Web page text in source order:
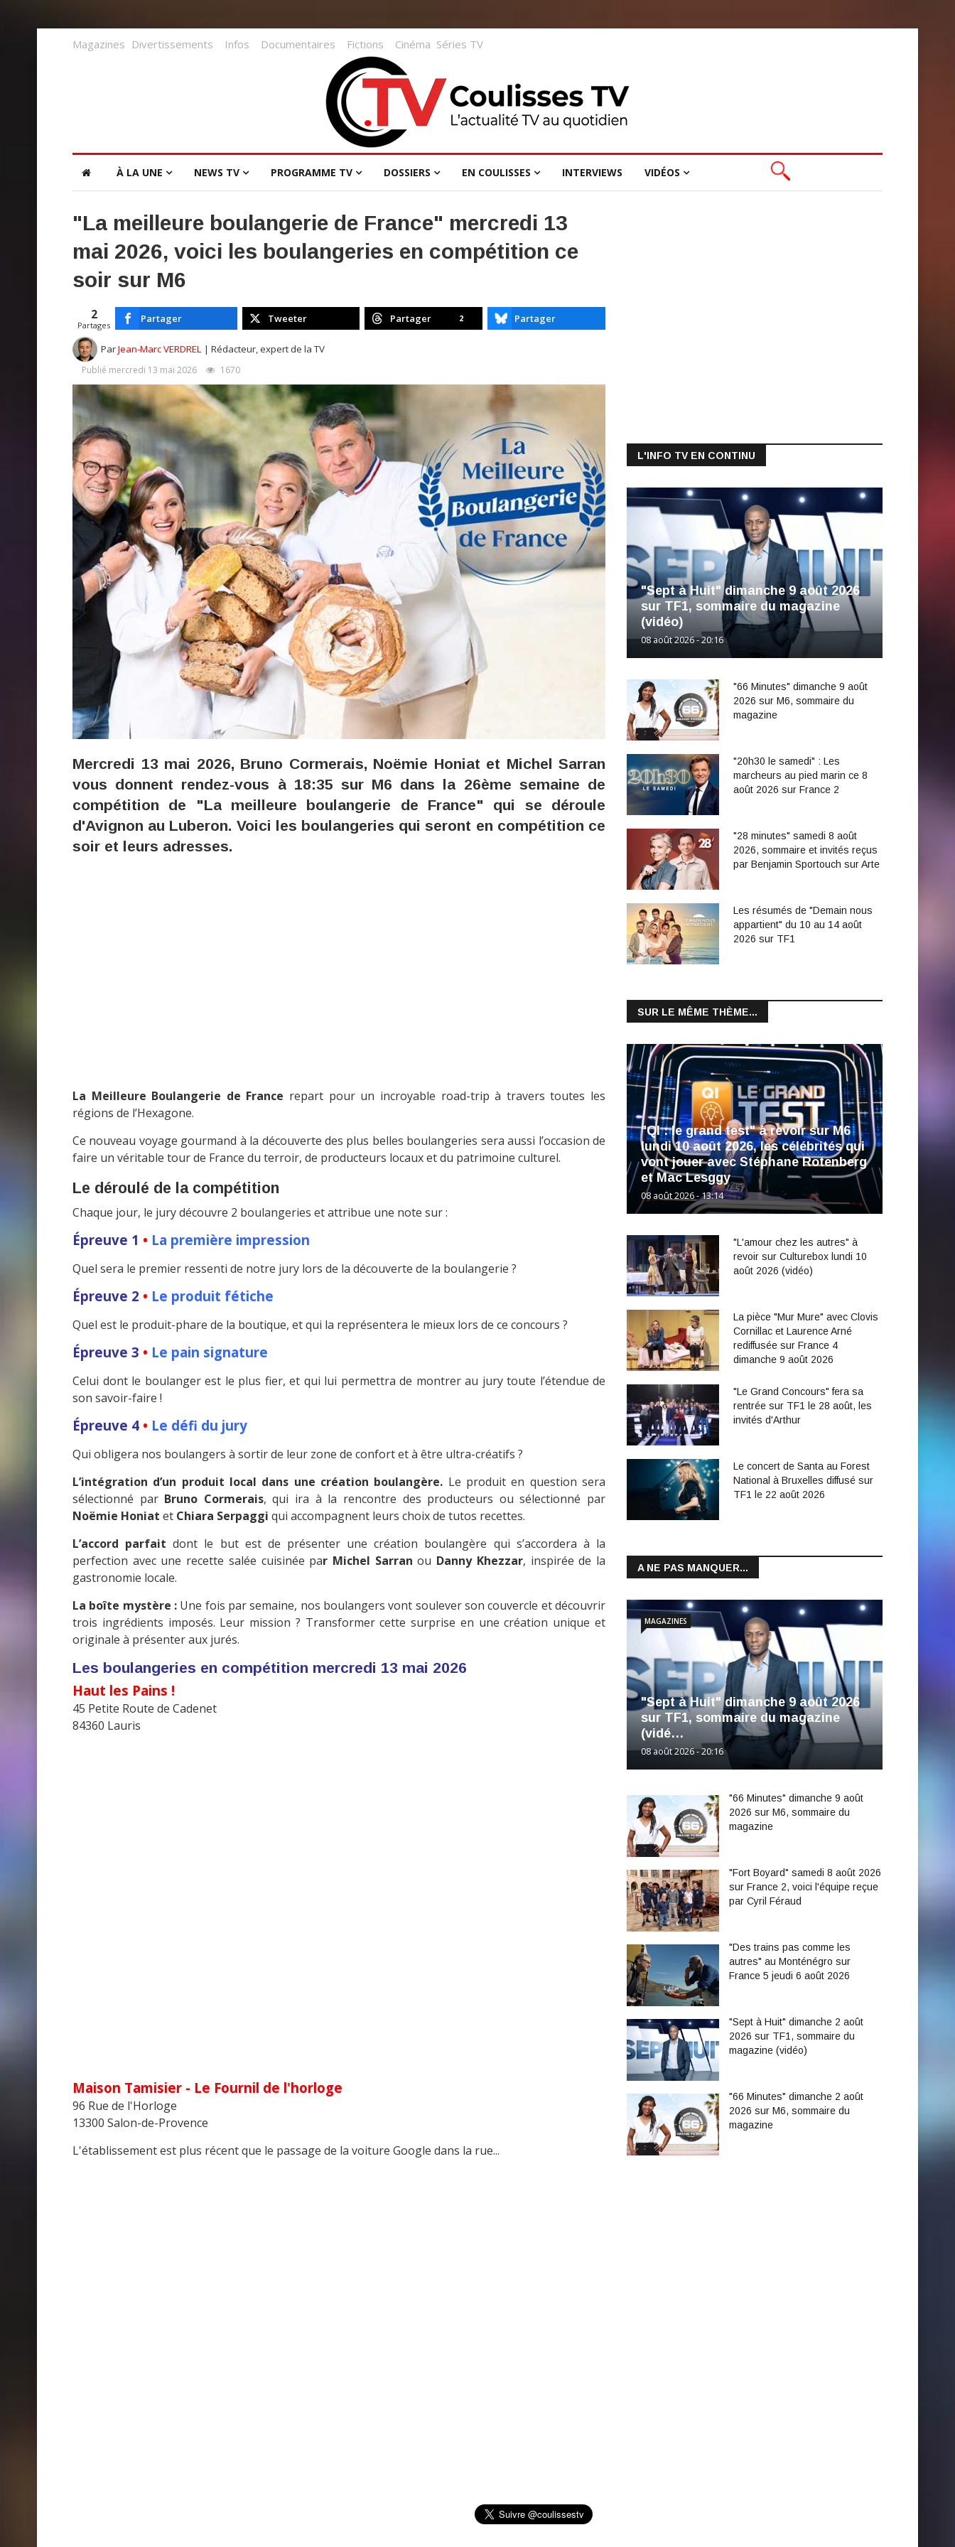
Magazines Divertissements Infos Documentaires Fictions Cinéma Séries TV
À LA UNE NEWS TV PROGRAMME TV DOSSIERS EN COULISSES INTERVIEWS VIDÉOS
"La meilleure boulangerie de France" mercredi 13
mai 2026, voici les boulangeries en compétition ce
soir sur M6
2
Partages
Partager Tweeter Partager 2 Partager
ParJean-Marc VERDREL | Rédacteur, expert de la TV
Publié mercredi 13 mai 2026 1670
Mercredi 13 mai 2026, Bruno Cormerais, Noëmie Honiat et Michel Sarran
vous donnent rendez-vous à 18:35 sur M6 dans la 26ème semaine de
compétition de "La meilleure boulangerie de France" qui se déroule
d'Avignon au Luberon. Voici les boulangeries qui seront en compétition ce
soir et leurs adresses.
La Meilleure Boulangerie de France repart pour un incroyable road-trip à travers toutes les
régions de l’Hexagone.
Ce nouveau voyage gourmand à la découverte des plus belles boulangeries sera aussi l’occasion de
faire un véritable tour de France du terroir, de producteurs locaux et du patrimoine culturel.
Le déroulé de la compétition
Chaque jour, le jury découvre 2 boulangeries et attribue une note sur :
Épreuve 1 • La première impression
Quel sera le premier ressenti de notre jury lors de la découverte de la boulangerie ?
Épreuve 2 • Le produit fétiche
Quel est le produit-phare de la boutique, et qui la représentera le mieux lors de ce concours ?
Épreuve 3 • Le pain signature
Celui dont le boulanger est le plus fier, et qui lui permettra de montrer au jury toute l’étendue de
son savoir-faire !
Épreuve 4 • Le défi du jury
Qui obligera nos boulangers à sortir de leur zone de confort et à être ultra-créatifs ?
L’intégration d’un produit local dans une création boulangère. Le produit en question sera
sélectionné par Bruno Cormerais, qui ira à la rencontre des producteurs ou sélectionné par
Noëmie Honiat et Chiara Serpaggi qui accompagnent leurs choix de tutos recettes.
L’accord parfait dont le but est de présenter une création boulangère qui s’accordera à la
perfection avec une recette salée cuisinée par Michel Sarran ou Danny Khezzar, inspirée de la
gastronomie locale.
La boîte mystère : Une fois par semaine, nos boulangers vont soulever son couvercle et découvrir
trois ingrédients imposés. Leur mission ? Transformer cette surprise en une création unique et
originale à présenter aux jurés.
Les boulangeries en compétition mercredi 13 mai 2026
Haut les Pains !
45 Petite Route de Cadenet
84360 Lauris
Maison Tamisier - Le Fournil de l'horloge
96 Rue de l'Horloge
13300 Salon-de-Provence
L'établissement est plus récent que le passage de la voiture Google dans la rue...
L'INFO TV EN CONTINU
"Sept à Huit" dimanche 9 août 2026
sur TF1, sommaire du magazine
(vidéo)
08 août 2026 - 20:16
"66 Minutes" dimanche 9 août
2026 sur M6, sommaire du
magazine
"20h30 le samedi" : Les
marcheurs au pied marin ce 8
août 2026 sur France 2
"28 minutes" samedi 8 août
2026, sommaire et invités reçus
par Benjamin Sportouch sur Arte
Les résumés de "Demain nous
appartient" du 10 au 14 août
2026 sur TF1
SUR LE MÊME THÈME...
"QI : le grand test" à revoir sur M6
lundi 10 août 2026, les célébrités qui
vont jouer avec Stéphane Rotenberg
et Mac Lesggy
08 août 2026 - 13:14
"L'amour chez les autres" à
revoir sur Culturebox lundi 10
août 2026 (vidéo)
La pièce "Mur Mure" avec Clovis
Cornillac et Laurence Arné
rediffusée sur France 4
dimanche 9 août 2026
"Le Grand Concours" fera sa
rentrée sur TF1 le 28 août, les
invités d'Arthur
Le concert de Santa au Forest
National à Bruxelles diffusé sur
TF1 le 22 août 2026
A NE PAS MANQUER...
"Sept à Huit" dimanche 9 août 2026
sur TF1, sommaire du magazine
(vidé…
08 août 2026 - 20:16
MAGAZINES
"66 Minutes" dimanche 9 août
2026 sur M6, sommaire du
magazine
"Fort Boyard" samedi 8 août 2026
sur France 2, voici l'équipe reçue
par Cyril Féraud
"Des trains pas comme les
autres" au Monténégro sur
France 5 jeudi 6 août 2026
"Sept à Huit" dimanche 2 août
2026 sur TF1, sommaire du
magazine (vidéo)
"66 Minutes" dimanche 2 août
2026 sur M6, sommaire du
magazine